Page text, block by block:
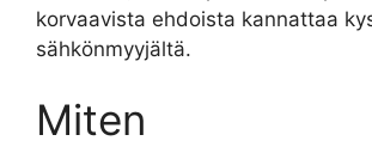
korvaavista ehdoista kannattaa
sähkönmyyjältä.
Miten